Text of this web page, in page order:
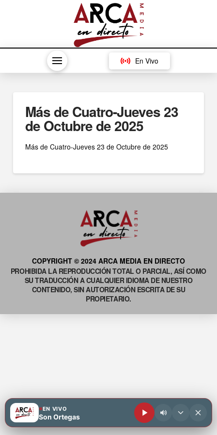
En Vivo
Más de Cuatro-Jueves 23
de Octubre de 2025
Más de Cuatro-Jueves 23 de Octubre de 2025
COPYRIGHT © 2024 ARCA MEDIA EN DIRECTO
PROHIBIDA LA REPRODUCCIÓN TOTAL O PARCIAL, ASÍ COMO
SU TRADUCCIÓN A CUALQUIER IDIOMA DE NUESTRO
CONTENIDO, SIN AUTORIZACIÓN ESCRITA DE SU
PROPIETARIO.
EN VIVO
Son Ortegas